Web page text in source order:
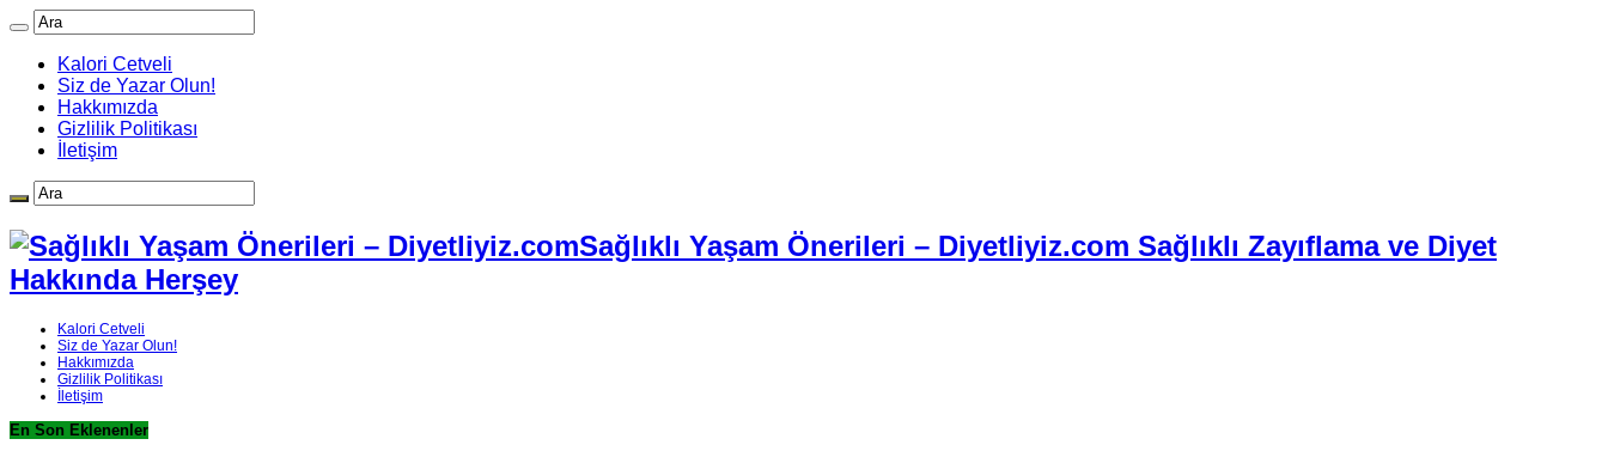
Kalori Cetveli
Siz de Yazar Olun!
Hakkımızda
Gizlilik Politikası
İletişim
Sağlıklı Yaşam Önerileri – Diyetliyiz.com Sağlıklı Zayıflama ve Diyet
Hakkında Herşey
Kalori Cetveli
Siz de Yazar Olun!
Hakkımızda
Gizlilik Politikası
İletişim
En Son Eklenenler